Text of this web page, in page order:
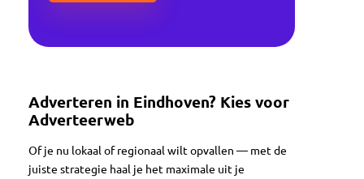
Adverteren in Eindhoven? Kies voor
Adverteerweb
Of je nu lokaal of regionaal wilt opvallen — met de
juiste strategie haal je het maximale uit je